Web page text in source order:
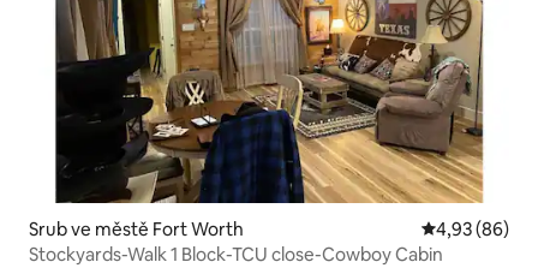
Srub ve městě Fort Worth Průměrné
4,93 (86)
Stockyards-Walk 1 Block-TCU close-Cowboy Cabin